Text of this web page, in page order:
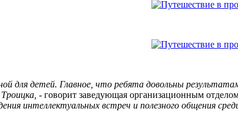
для детей. Главное, что ребята довольны
- говорит заведующая организационным
интеллектуальных встреч и полезного общения